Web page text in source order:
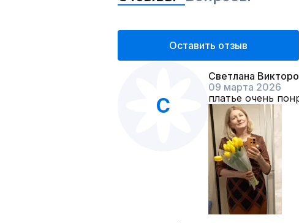
Оставить отзыв
С
Светлана
09 марта 2026
платье очень